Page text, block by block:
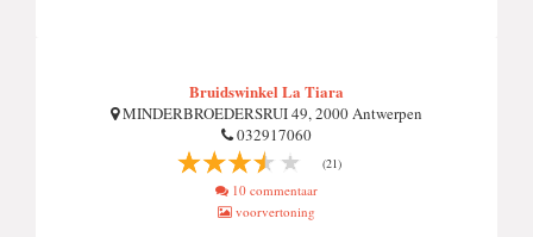
Bruidswinkel La Tiara
MINDERBROEDERSRUI 49, 2000 Antwerpen
032917060
(21)
10 commentaar
voorvertoning